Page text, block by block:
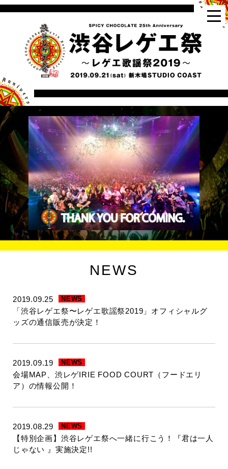
NEWS
2019.09.25 NEWS
「渋谷レゲエ祭〜レゲエ歌謡祭2019」オフィシャルグ
ッズの通信販売が決定！
2019.09.19 NEWS
会場MAP、渋レゲIRIE FOOD COURT（フードエリ
ア）の情報公開！
2019.08.29 NEWS
【特別企画】渋谷レゲエ祭へ一緒に行こう！『君は一人
じゃない 』実施決定!!